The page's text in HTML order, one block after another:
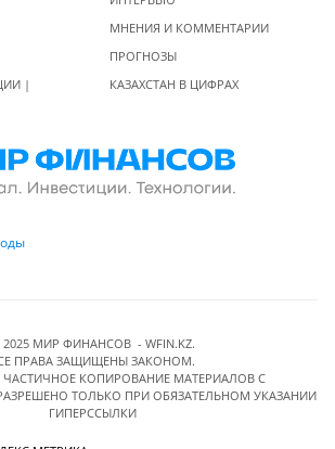
|
МНЕНИЯ И КОММЕНТАРИИ
ПРОГНОЗЫ
КАЗАХСТАН В ЦИФРАХ
МИР ФИНАНСОВ - WFIN.KZ.
ПРАВА ЗАЩИЩЕНЫ ЗАКОНОМ.
КОПИРОВАНИЕ МАТЕРИАЛОВ C
ТОЛЬКО ПРИ ОБЯЗАТЕЛЬНОМ УКАЗАНИИ
ГИПЕРССЫЛКИ